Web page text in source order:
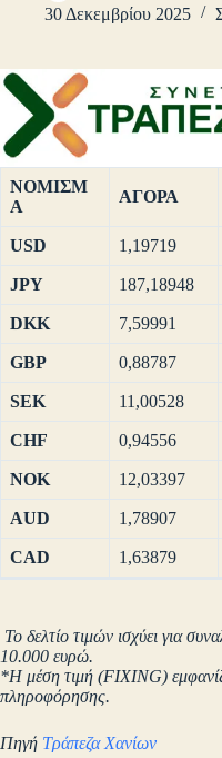
30 Δεκεμβρίου 2025
ΝΟΜΙΣΜ
Α
ΑΓΟΡΑ
USD 1,19719
JPY 187,18948
DKK 7,59991
GBP 0,88787
SEK 11,00528
CHF 0,94556
NOK 12,03397
AUD 1,78907
CAD 1,63879
Το δελτίο τιμών ισχύει για
10.000 ευρώ.
*Η μέση τιμή (FIXING)
πληροφόρησης.
Πηγή Τράπεζα Χανίων